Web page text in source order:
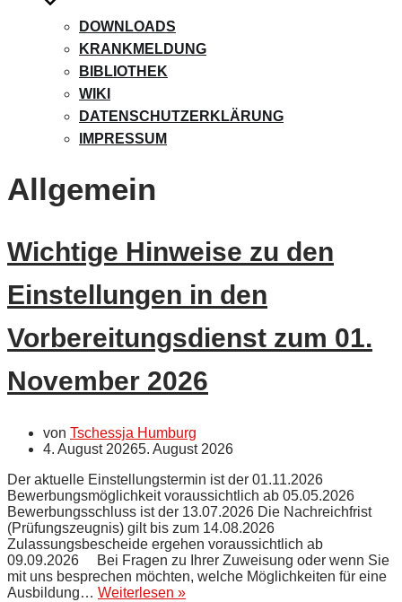
DOWNLOADS
KRANKMELDUNG
BIBLIOTHEK
WIKI
DATENSCHUTZERKLÄRUNG
IMPRESSUM
Allgemein
Wichtige Hinweise zu den
Einstellungen in den
Vorbereitungsdienst zum 01.
November 2026
von Tschessja Humburg
4. August 20265. August 2026
Der aktuelle Einstellungstermin ist der 01.11.2026
Bewerbungsmöglichkeit voraussichtlich ab 05.05.2026
Bewerbungsschluss ist der 13.07.2026 Die Nachreichfrist
(Prüfungszeugnis) gilt bis zum 14.08.2026
Zulassungsbescheide ergehen voraussichtlich ab
09.09.2026 Bei Fragen zu Ihrer Zuweisung oder wenn Sie
mit uns besprechen möchten, welche Möglichkeiten für eine
Ausbildung… Weiterlesen »Wichtige